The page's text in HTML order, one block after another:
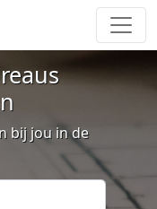
bij jou in de